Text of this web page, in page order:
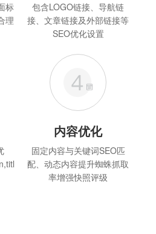
标
理
包含LOGO链接、导航链
接、文章链接及外部链接等
SEO优化设置
内容优化
固定内容与关键词SEO匹
配、动态内容提升蜘蛛抓取
率增强快照评级